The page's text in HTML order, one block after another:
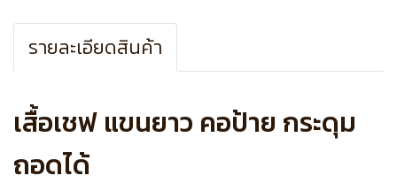
รายละเอียดสินค้า
เสื้อเชฟ แขนยาว คอป้าย กระดุม
ถอดได้